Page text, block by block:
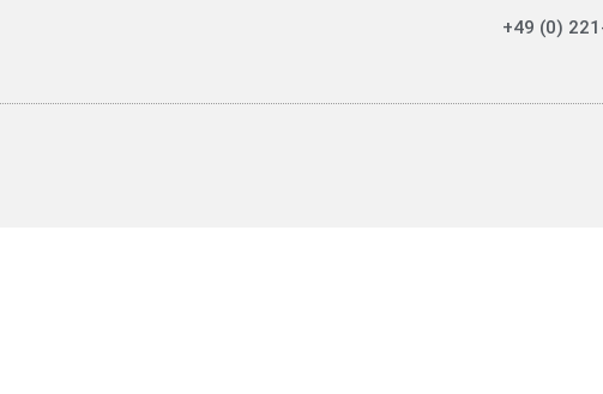
+49 (0)